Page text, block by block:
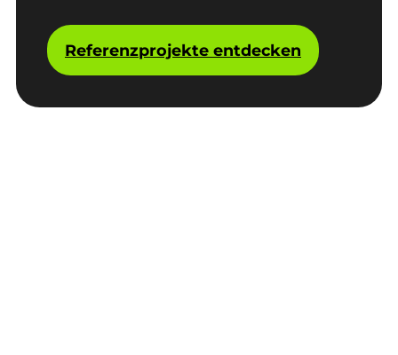
Referenzprojekte entdecken